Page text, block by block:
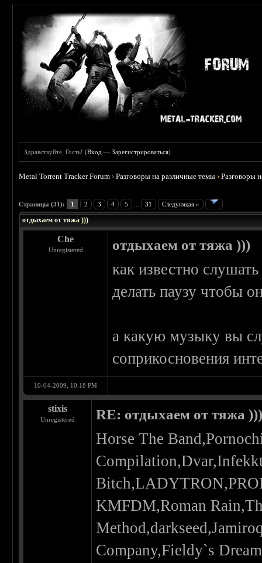
Здравствуйте, Гость! (Вход —Зарегистрироваться)
Metal Torrent Tracker Forum ›Разговоры на различные темы ›Разговоры
Страницы (31): 1 2 3 4 5 31 Следующая »
отдыхаем от тяжа )))
Che
Unregistered отдыхаем от тяжа )))
как известно
делать паузу чтобы
а какую музыку вы
соприкосновения
10-04-2009, 10:18 PM
stixis
Unregistered RE: отдыхаем от тяжа
Horse The
KMFDM,Roman
Company,Fieldy`s